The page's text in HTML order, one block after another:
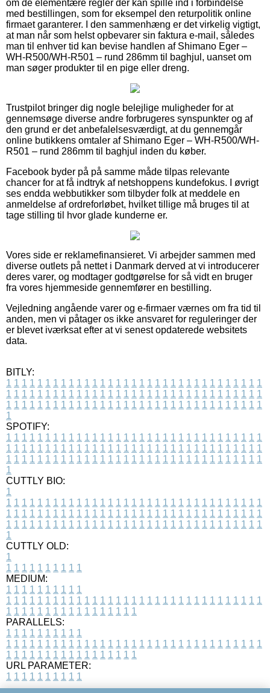
om de elementære regler der kan spille ind i forbindelse
med bestillingen, som for eksempel den returpolitik online
firmaet garanterer. I den sammenhæng er det virkelig vigtigt,
at man når som helst opbevarer sin faktura e-mail, således
man til enhver tid kan bevise handlen af Shimano Eger –
WH-R500/WH-R501 – rund 286mm til baghjul, uanset om
man søger produkter til en pige eller dreng.
Trustpilot bringer dig nogle belejlige muligheder for at
gennemsøge diverse andre forbrugeres synspunkter og af
den grund er det anbefalelsesværdigt, at du gennemgår
online butikkens omtaler af Shimano Eger – WH-R500/WH-
R501 – rund 286mm til baghjul inden du køber.
Facebook byder på på samme måde tilpas relevante
chancer for at få indtryk af netshoppens kundefokus. I øvrigt
ses endda webbutikker som tilbyder folk at meddele en
anmeldelse af ordreforløbet, hvilket tillige må bruges til at
tage stilling til hvor glade kunderne er.
Vores side er reklamefinansieret. Vi arbejder sammen med
diverse outlets på nettet i Danmark derved at vi introducerer
deres varer, og modtager godtgørelse for så vidt en bruger
fra vores hjemmeside gennemfører en bestilling.
Vejledning angående varer og e-firmaer værnes om fra tid til
anden, men vi påtager os ikke ansvaret for reguleringer der
er blevet iværksat efter at vi senest opdaterede websitets
data.
BITLY:
1 1 1 1 1 1 1 1 1 1 1 1 1 1 1 1 1 1 1 1 1 1 1 1 1 1 1 1 1 1 1 1 1
1 1 1 1 1 1 1 1 1 1 1 1 1 1 1 1 1 1 1 1 1 1 1 1 1 1 1 1 1 1 1 1 1
1 1 1 1 1 1 1 1 1 1 1 1 1 1 1 1 1 1 1 1 1 1 1 1 1 1 1 1 1 1 1 1 1
1
SPOTIFY:
1 1 1 1 1 1 1 1 1 1 1 1 1 1 1 1 1 1 1 1 1 1 1 1 1 1 1 1 1 1 1 1 1
1 1 1 1 1 1 1 1 1 1 1 1 1 1 1 1 1 1 1 1 1 1 1 1 1 1 1 1 1 1 1 1 1
1 1 1 1 1 1 1 1 1 1 1 1 1 1 1 1 1 1 1 1 1 1 1 1 1 1 1 1 1 1 1 1 1
1
CUTTLY BIO:
1
1 1 1 1 1 1 1 1 1 1 1 1 1 1 1 1 1 1 1 1 1 1 1 1 1 1 1 1 1 1 1 1 1
1 1 1 1 1 1 1 1 1 1 1 1 1 1 1 1 1 1 1 1 1 1 1 1 1 1 1 1 1 1 1 1 1
1 1 1 1 1 1 1 1 1 1 1 1 1 1 1 1 1 1 1 1 1 1 1 1 1 1 1 1 1 1 1 1 1
1
CUTTLY OLD:
1
1 1 1 1 1 1 1 1 1 1
MEDIUM:
1 1 1 1 1 1 1 1 1 1
1 1 1 1 1 1 1 1 1 1 1 1 1 1 1 1 1 1 1 1 1 1 1 1 1 1 1 1 1 1 1 1 1
1 1 1 1 1 1 1 1 1 1 1 1 1 1 1 1 1
PARALLELS:
1 1 1 1 1 1 1 1 1 1
1 1 1 1 1 1 1 1 1 1 1 1 1 1 1 1 1 1 1 1 1 1 1 1 1 1 1 1 1 1 1 1 1
1 1 1 1 1 1 1 1 1 1 1 1 1 1 1 1 1
URL PARAMETER:
1 1 1 1 1 1 1 1 1 1